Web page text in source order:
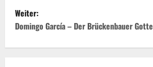
i
t
r
Weiter:
Domingo García – Der Brückenbauer